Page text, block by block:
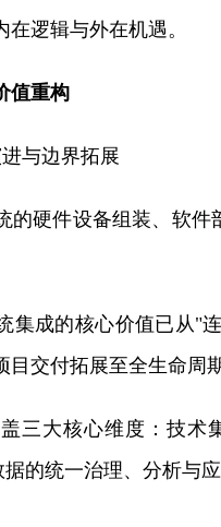
逻辑与外在机遇。
值重构
与边界拓展
的硬件设备组装、软
集成的核心价值已从"
交付拓展至全生命周
三大核心维度：技术
的统一治理、分析与